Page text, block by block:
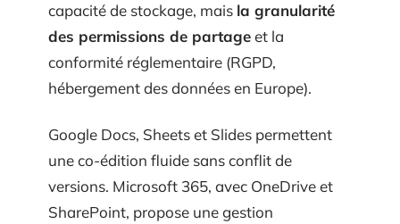
capacité de stockage, mais la granularité
des permissions de partageet la
conformité réglementaire (RGPD,
hébergement des données en Europe).
Google Docs, Sheets et Slides permettent
une co-édition fluide sans conflit de
versions. Microsoft 365, avec OneDrive et
SharePoint, propose une gestion